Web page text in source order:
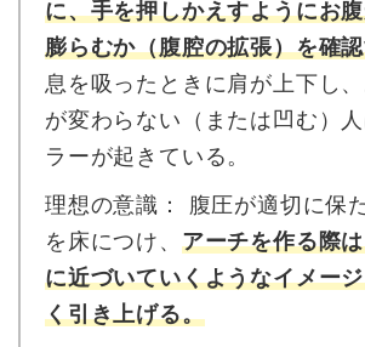
に、手を押しかえすようにお
膨らむか（腹腔の拡張）を確
息を吸ったときに肩が上下し
が変わらない（または凹む）
ラーが起きている。
理想の意識： 腹圧が適切に保
を床につけ、 アーチを作る際
に近づいていくようなイメー
く引き上げる。